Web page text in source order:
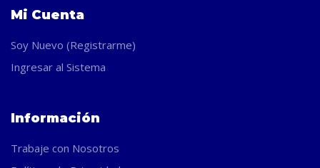
Mi Cuenta
Soy Nuevo (Registrarme)
Ingresar al Sistema
Información
Trabaje con Nosotros